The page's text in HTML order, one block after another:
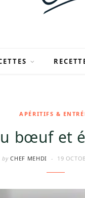
APÉRITIFS &
bœuf et
by CHEF MEHDI 19